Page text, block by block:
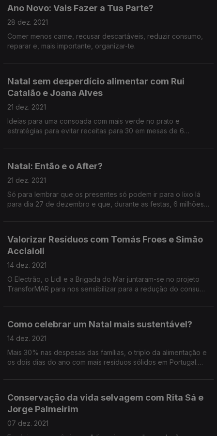
Ano Novo: Vais Fazer a Tua Parte?
28 dez. 2021
Comer menos carne, recusar descartáveis, reduzir consumo,
reparar e, mais importante, organizar-te.
Natal sem desperdício alimentar com Rui
Catalão e Joana Alves
21 dez. 2021
Ideias para uma consoada com mais verde no prato e
estratégias para evitar receitas para 30 em mesas de 6
Natal: Então e o After?
21 dez. 2021
Só para lembrar que os presentes só podem ir para o lixo lá
para dia 27 de dezembro e que, durante as festas, 6 milhões
Valorizar Resíduos com Tomás Froes e Simão
Acciaioli
14 dez. 2021
O Electrão, o Lidl e a Brigada do Mar juntaram-se no projeto
TransforMAR para nos sensibilizar para a redução do consumo
Como celebrar um Natal mais sustentável?
14 dez. 2021
Mais 30% nas despesas das famílias, o triplo da alimentação e
os dois dias do ano com mais resíduos sólidos em Portugal.
Conservação da vida selvagem com Rita Sá e
Jorge Palmeirim
07 dez. 2021